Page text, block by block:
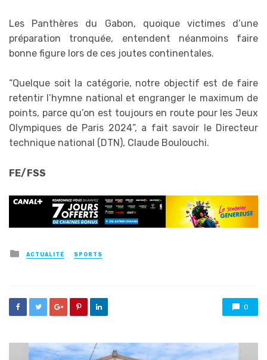
Les Panthères du Gabon, quoique victimes d’une
préparation tronquée, entendent néanmoins faire
bonne figure lors de ces joutes continentales.
“Quelque soit la catégorie, notre objectif est de faire
retentir l’hymne national et engranger le maximum de
points, parce qu’on est toujours en route pour les Jeux
Olympiques de Paris 2024”, a fait savoir le Directeur
technique national (DTN), Claude Boulouchi.
FE/FSS
Posted
in
ACTUALITÉ SPORTS
0